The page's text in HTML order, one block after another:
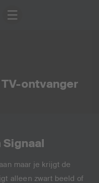
ontvanger
Signaal
maar je krijgt de
alleen zwart beeld of